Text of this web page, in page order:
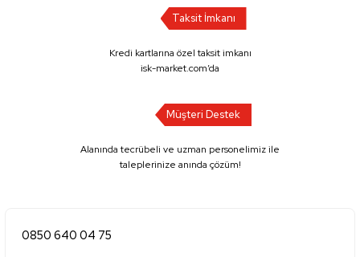
Taksit İmkanı
Kredi kartlarına özel taksit imkanı
isk-market.com’da
Müşteri Destek
Alanında tecrübeli ve uzman personelimiz ile
taleplerinize anında çözüm!
0850 640 04 75